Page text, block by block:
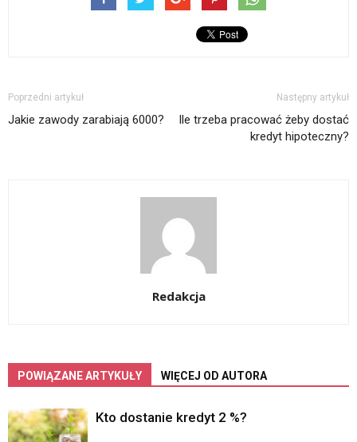
Poprzedni artykuł
Jakie zawody zarabiają 6000?
Następny artykuł
Ile trzeba pracować żeby dostać
kredyt hipoteczny?
Redakcja
POWIĄZANE ARTYKUŁY WIĘCEJ OD AUTORA
Kto dostanie kredyt 2 %?